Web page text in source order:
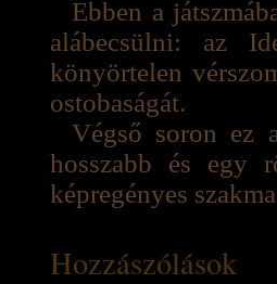
Ebben a
alábecsülni: az
könyörtelen
ostobaságát.
Végső soron ez
hosszabb és egy
képregényes
Hozzászólások